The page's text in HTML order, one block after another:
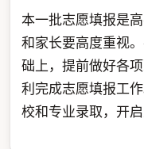
本一批志愿填报是
和家长要高度重视
础上，提前做好各
利完成志愿填报工
校和专业录取，开启